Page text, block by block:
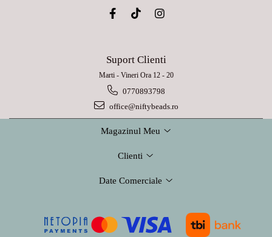
Suport Clienti
Marti - Vineri Ora 12 - 20
0770893798
office@niftybeads.ro
Magazinul Meu
Clienti
Date Comerciale